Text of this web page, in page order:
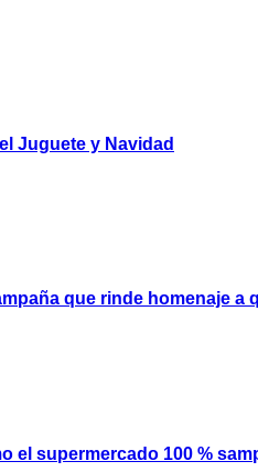
Juguete y Navidad
que rinde homenaje a
el supermercado 100 %